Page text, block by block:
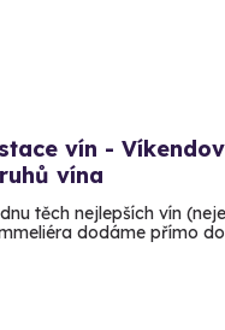
vín -
vína
těch nejlepších vín
dodáme přímo